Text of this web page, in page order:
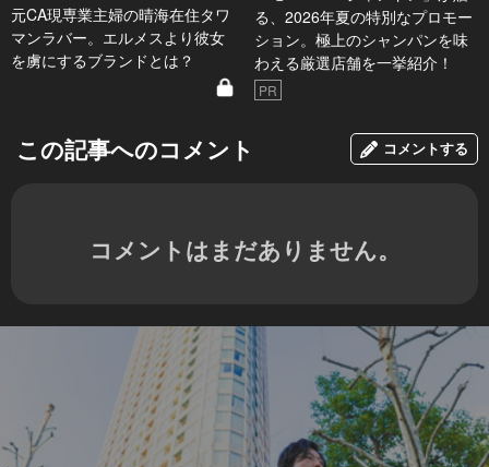
元CA現専業主婦の晴海在住タワ
マンラバー。エルメスより彼女
を虜にするブランドとは？
る、2026年夏の特別なプロモー
ション。極上のシャンパンを味
わえる厳選店舗を一挙紹介！
PR
この記事へのコメント コメントする
コメントはまだありません。